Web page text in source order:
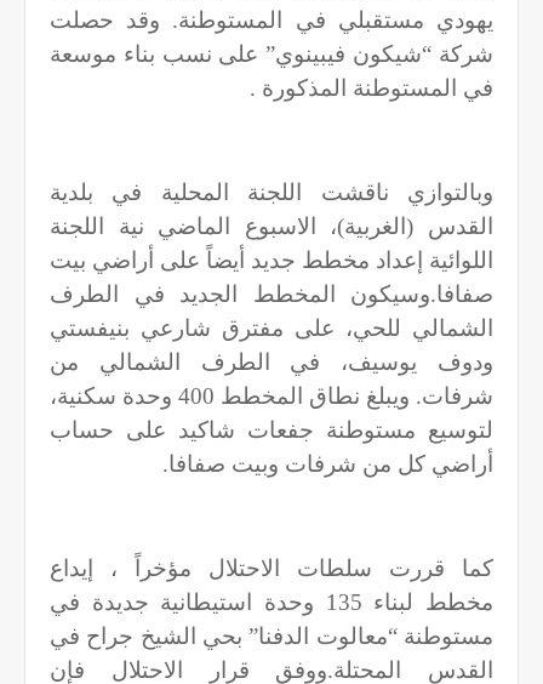
يهودي مستقبلي في المستوطنة. وقد حصلت
شركة “شيكون فيبينوي” على نسب بناء موسعة
في المستوطنة المذكورة .
وبالتوازي ناقشت اللجنة المحلية في بلدية
القدس (الغربية)، الاسبوع الماضي نية اللجنة
اللوائية إعداد مخطط جديد أيضاً على أراضي بيت
صفافا.وسيكون المخطط الجديد في الطرف
الشمالي للحي، على مفترق شارعي بنيفستي
ودوف يوسيف، في الطرف الشمالي من
شرفات. ويبلغ نطاق المخطط 400 وحدة سكنية،
لتوسيع مستوطنة جفعات شاكيد على حساب
أراضي كل من شرفات وبيت صفافا.
كما قررت سلطات الاحتلال مؤخراً ، إيداع
مخطط لبناء 135 وحدة استيطانية جديدة في
مستوطنة “معالوت الدفنا” بحي الشيخ جراح في
القدس المحتلة.ووفق قرار الاحتلال فإن